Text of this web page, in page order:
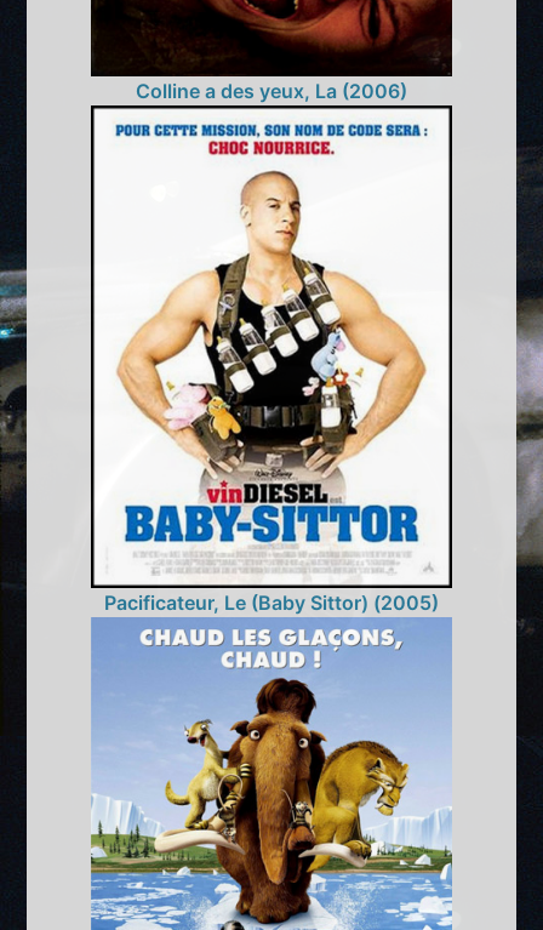
Colline a des yeux, La (2006)
Pacificateur, Le (Baby Sittor) (2005)